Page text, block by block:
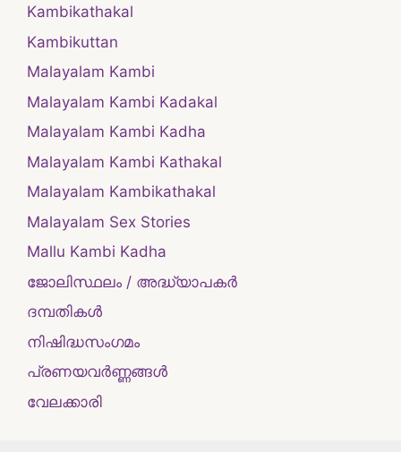
Kambikathakal
Kambikuttan
Malayalam Kambi
Malayalam Kambi Kadakal
Malayalam Kambi Kadha
Malayalam Kambi Kathakal
Malayalam Kambikathakal
Malayalam Sex Stories
Mallu Kambi Kadha
ജോലിസ്ഥലം / അദ്ധ്യാപകർ
ദമ്പതികള്‍
നിഷിദ്ധസംഗമം
പ്രണയവർണ്ണങ്ങൾ
വേലക്കാരി